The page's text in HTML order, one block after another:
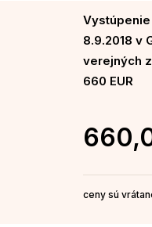
Vystúpenie
8.9.2018 v
verejných
660 EUR
ceny sú